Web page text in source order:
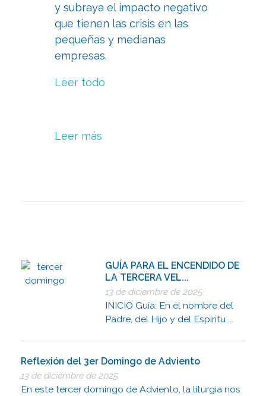
y subraya el impacto negativo
que tienen las crisis en las
pequeñas y medianas
empresas.
Leer todo
Leer más
GUÍA PARA EL ENCENDIDO DE
LA TERCERA VEL...
13 de diciembre de 2025
INICIO Guía: En el nombre del
Padre, del Hijo y del Espíritu ...
Reflexión del 3er Domingo de Adviento
13 de diciembre de 2025
En este tercer domingo de Adviento, la liturgia nos